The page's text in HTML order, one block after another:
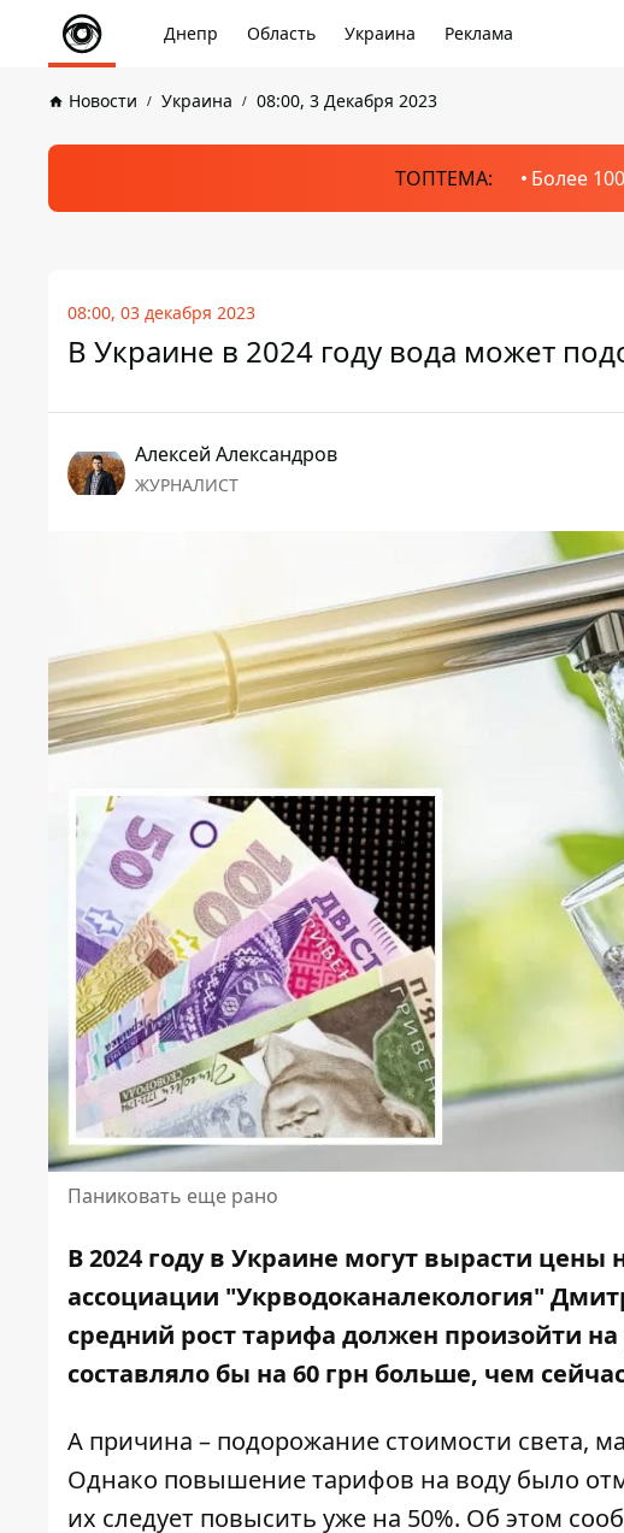
Днепр Область Украина Реклама
Новости Украина 08:00, 3 Декабря 2023
ТОПТЕМА: Более
08:00, 03 декабря 2023
В Украине в 2024 году вода может
Алексей Александров
ЖУРНАЛИСТ
Паниковать еще рано
В 2024 году в Украине могут вырасти
ассоциации "Укрводоканалекология"
средний рост тарифа должен произойти
составляло бы на 60 грн больше, чем
А причина – подорожание стоимости света,
Однако повышение тарифов на воду было
их следует повысить уже на 50%. Об этом